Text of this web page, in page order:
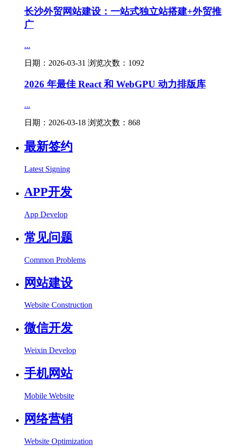
长沙外贸网站建设：一站式独立站搭建+外贸推
广
...
日期：2026-03-31 浏览次数：1092
2026 年最佳 React 和 WebGPU 动力排版库
...
日期：2026-03-18 浏览次数：868
最新签约
Latest Signing
APP开发
App Develop
常见问题
Common Problems
网站建设
Website Construction
微信开发
Weixin Develop
手机网站
Mobile Website
网络营销
Website Optimization